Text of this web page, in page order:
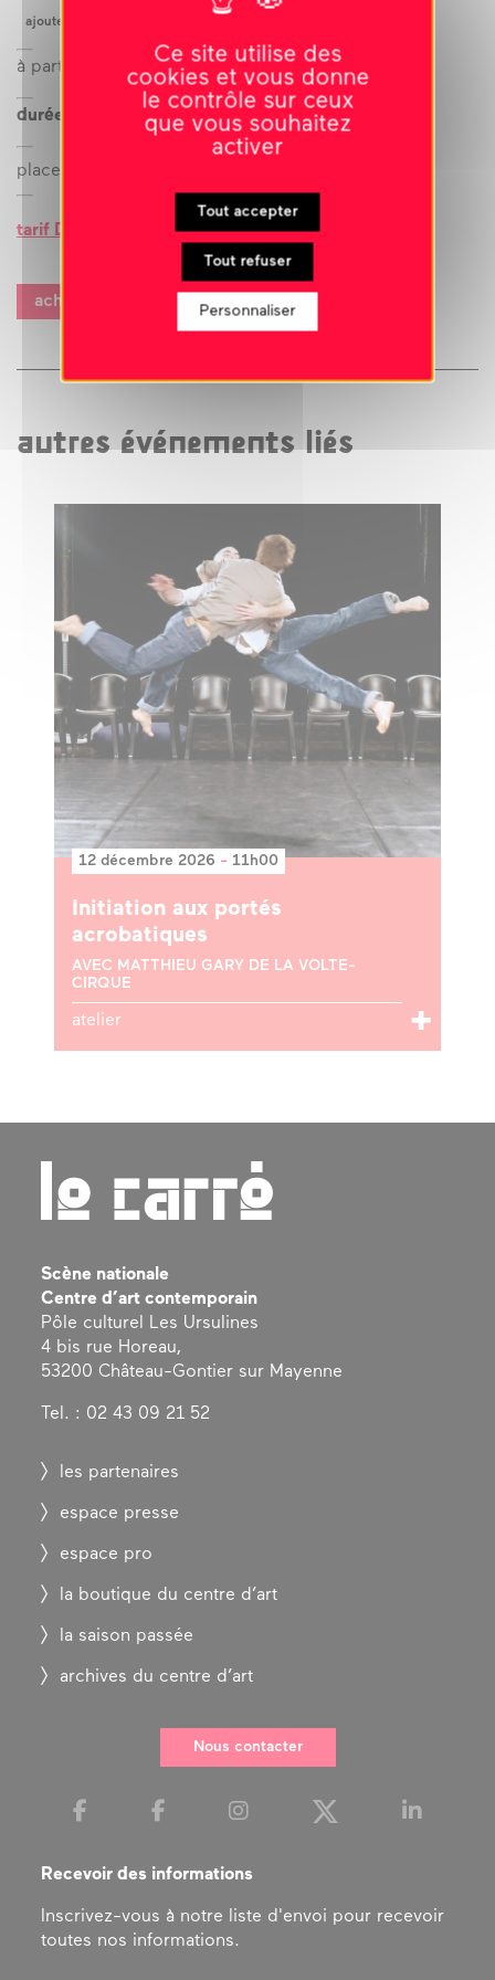
(76) ; Cirque en Scène, Centre des arts du cirque de
Niort (79)
ajouter à l’agenda
à partir de
durée : 1h20
placement libre
tarif D
acheter des billets
autres événements liés
12 décembre 2026 - 11h00
Initiation aux portés
acrobatiques
AVEC MATTHIEU GARY DE LA VOLTE-
CIRQUE
atelier
Scène nationale
Centre d’art contemporain
Pôle culturel Les Ursulines
4 bis rue Horeau,
53200 Château-Gontier sur Mayenne
Tel. : 02 43 09 21 52
les partenaires
espace presse
espace pro
la boutique du centre d’art
la saison passée
archives du centre d’art
Nous contacter
Recevoir des informations
Inscrivez-vous à notre liste d'envoi pour recevoir
toutes nos informations.
Ce site utilise des
cookies et vous donne
le contrôle sur ceux
que vous souhaitez
activer
Tout accepter
Tout refuser
Personnaliser